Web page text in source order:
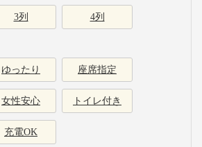
3列 4列
ゆったり 座席指定
女性安心 トイレ付き
充電OK